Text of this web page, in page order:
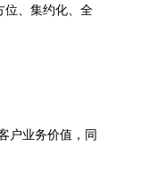
位、集约化、全
户业务价值，同